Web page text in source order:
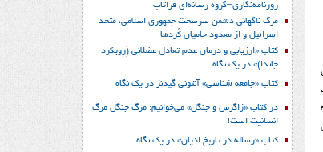
روزنامه‌نگاری–گروه رسانه‌ای فراتاب
مرگ ناگهانی دشمن سرسخت جمهوری اسلامی، متحد
اسرائیل و از معدود حامیان کُردها
کتاب «ارزیابی و درمان عدم تعادل عضلانی (رویکرد
جاندا)» در یک نگاه
کتاب «جامعه شناسی» آنتونی گیدنز در یک نگاه
در کتاب «زاگرس و جنگل» می‌خوانیم: مرگ جنگل مرگ
انسانیت است!
کتاب «رساله در تاریخ ادیان» در یک نگاه